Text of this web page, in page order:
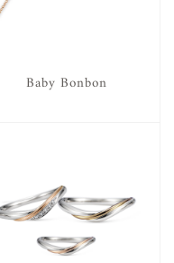
Baby Bonbon